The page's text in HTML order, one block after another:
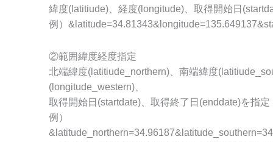
緯度(latitiude)、経度(longitude)、取得開始日
例）
②範囲緯度経度指定
北端緯度(latitiude_northern)、南端緯度
(longitude_western)、
取得開始日(startdate)、取得終了日(enddate)を指定
例）